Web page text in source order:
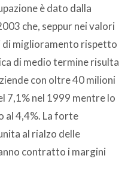
è dato dalla
che, seppur nei valori
di miglioramento rispetto
di medio termine risulta
con oltre 40 milioni
7,1% nel 1999 mentre lo
al 4,4%. La forte
al rialzo delle
contratto i margini